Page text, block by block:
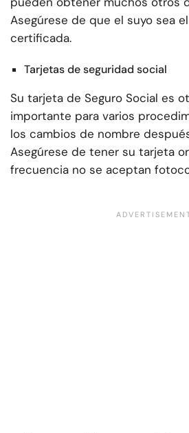
Asegúrese de que el suyo sea
certificada.
Tarjetas de seguridad social
Su tarjeta de Seguro Social es
importante para varios
los cambios de nombre
Asegúrese de tener su tarjeta
frecuencia no se aceptan